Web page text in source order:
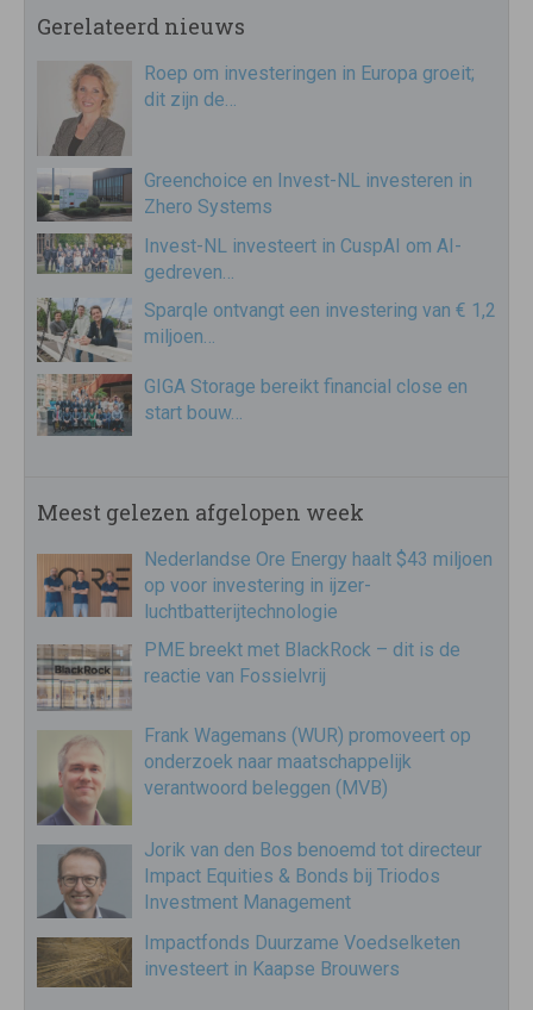
Gerelateerd nieuws
Roep om investeringen in Europa groeit;
dit zijn de…
Greenchoice en Invest-NL investeren in
Zhero Systems
Invest-NL investeert in CuspAI om AI-
gedreven…
Sparqle ontvangt een investering van € 1,2
miljoen…
GIGA Storage bereikt financial close en
start bouw…
Meest gelezen afgelopen week
Nederlandse Ore Energy haalt $43 miljoen
op voor investering in ijzer-
luchtbatterijtechnologie
PME breekt met BlackRock – dit is de
reactie van Fossielvrij
Frank Wagemans (WUR) promoveert op
onderzoek naar maatschappelijk
verantwoord beleggen (MVB)
Jorik van den Bos benoemd tot directeur
Impact Equities & Bonds bij Triodos
Investment Management
Impactfonds Duurzame Voedselketen
investeert in Kaapse Brouwers